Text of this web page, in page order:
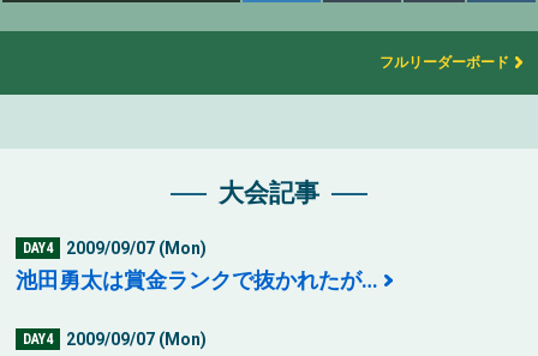
フルリーダーボード
大会記事
DAY4 2009/09/07 (Mon)
池田勇太は賞金ランクで抜かれたが…
DAY4 2009/09/07 (Mon)